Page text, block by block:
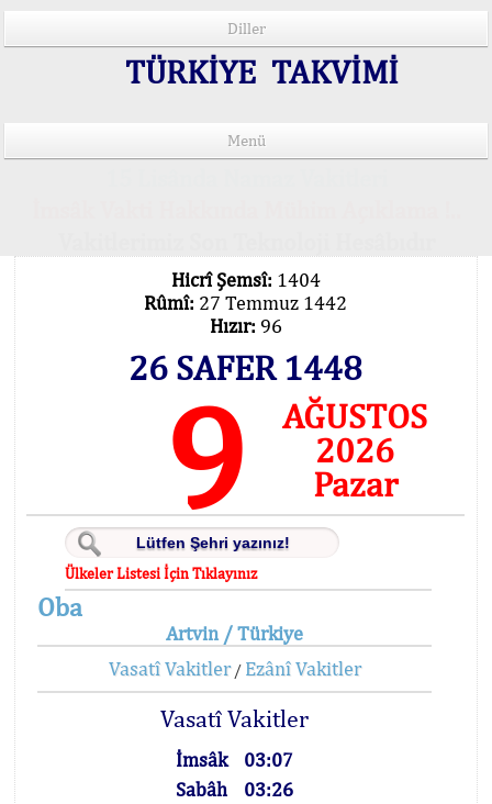
Diller
TÜRKİYE TAKVİMİ
Menü
Hicrî Şemsî: 1404
Rûmî: 27 Temmuz 1442
Hızır: 96
26 SAFER 1448
9
AĞUSTOS
2026
Pazar
Ülkeler Listesi İçin Tıklayınız
Oba
Artvin / Türkiye
Vasatî Vakitler/ Ezânî Vakitler
Vasatî Vakitler
İmsâk
03:07
Sabâh
03:26